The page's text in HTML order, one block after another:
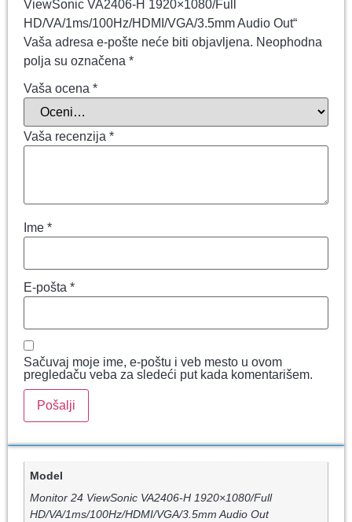
ViewSonic VA2406-H 1920×1080/Full
HD/VA/1ms/100Hz/HDMI/VGA/3.5mm Audio Out“
Vaša adresa e-pošte neće biti objavljena. Neophodna
polja su označena *
Vaša ocena *
Vaša recenzija *
Ime *
E-pošta *
Sačuvaj moje ime, e-poštu i veb mesto u ovom
pregledaču veba za sledeći put kada komentarišem.
Model
Monitor 24 ViewSonic VA2406-H 1920×1080/Full
HD/VA/1ms/100Hz/HDMI/VGA/3.5mm Audio Out